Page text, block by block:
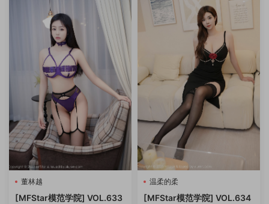
董林越
[MFStar模范学院] VOL.633
温柔的柔
[MFStar模范学院] VOL.634